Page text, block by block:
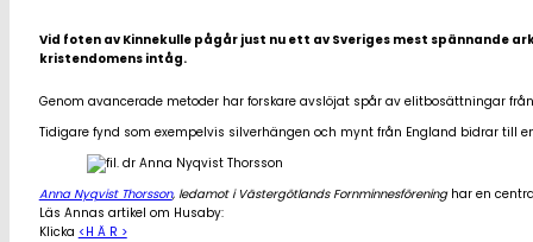
Vid foten av Kinnekulle pågår just nu ett av Sveriges mest spännande
kristendomens intåg.
Genom avancerade metoder har forskare avslöjat spår av elitbosättningar
Tidigare fynd som exempelvis silverhängen och mynt från England bidrar till
Anna Nyqvist Thorsson, ledamot i Västergötlands Fornminnesföreninghar en
Läs Annas artikel om Husaby:
Klicka <H Ä R >